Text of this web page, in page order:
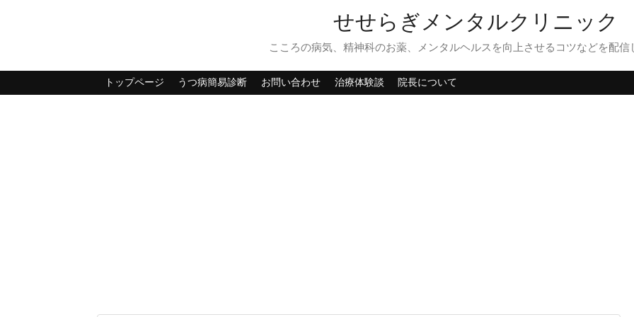
せせらぎメンタルクリニック
こころの病気、精神科のお薬、メンタルヘルスを向上させるコツなどを配信
トップページ うつ病簡易診断 お問い合わせ 治療体験談 院長について